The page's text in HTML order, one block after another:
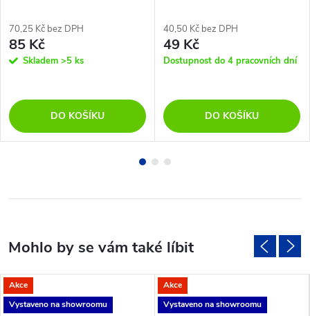
70,25 Kč bez DPH
85 Kč
Skladem >5 ks
DO KOŠÍKU
40,50 Kč bez DPH
49 Kč
Dostupnost do 4 pracovních dní
DO KOŠÍKU
Akce
Vystaveno na showroomu
Akce
Vystaveno na showroomu